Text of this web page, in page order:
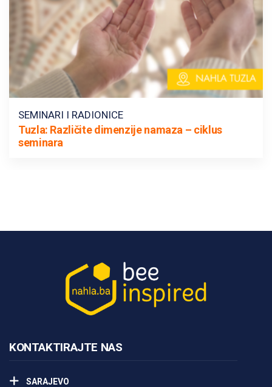
SEMINARI I RADIONICE
Tuzla: Različite dimenzije namaza – ciklus
seminara
KONTAKTIRAJTE NAS
SARAJEVO